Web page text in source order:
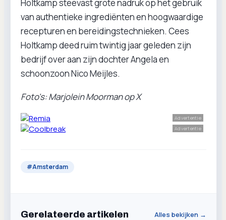
Holtkamp steevast grote nadruk op het gebruik
van authentieke ingrediënten en hoogwaardige
recepturen en bereidingstechnieken. Cees
Holtkamp deed ruim twintig jaar geleden zijn
bedrijf over aan zijn dochter Angela en
schoonzoon Nico Meijles.
Foto's: Marjolein Moorman op X
Advertentie
Advertentie
#Amsterdam
Gerelateerde artikelen Alles bekijken →